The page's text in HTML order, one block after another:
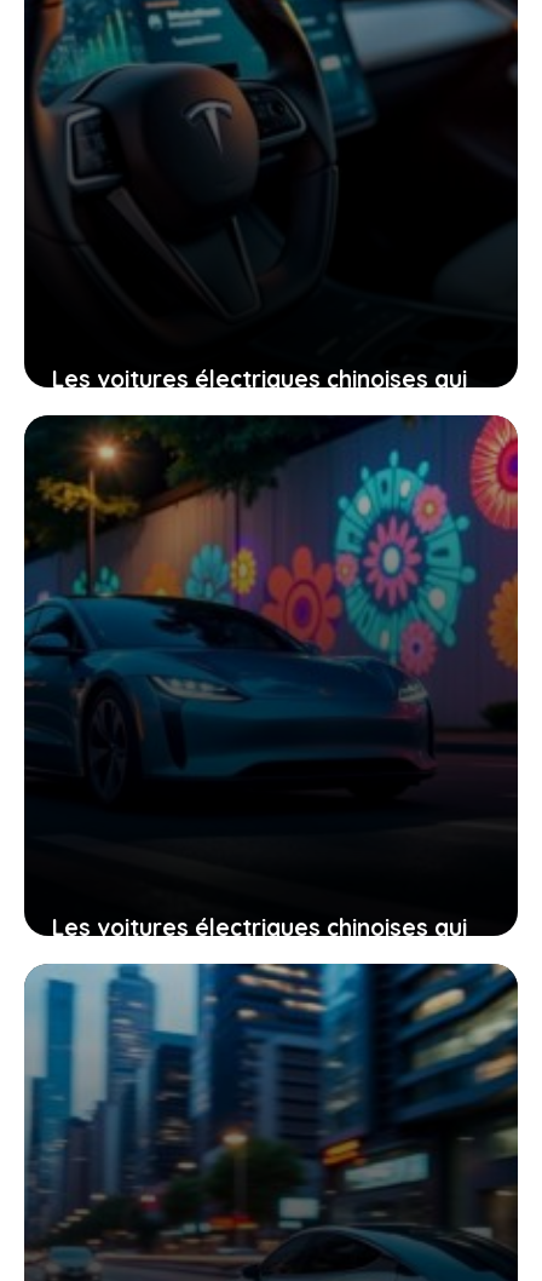
Les voitures électriques chinoises qui
s’imposent comme le choix
incontournable de Monaco
6 mai 2026
Les voitures électriques chinoises qui
utilisent leurs phares pour projeter
des images : une technologie à suivre
5 mai 2026